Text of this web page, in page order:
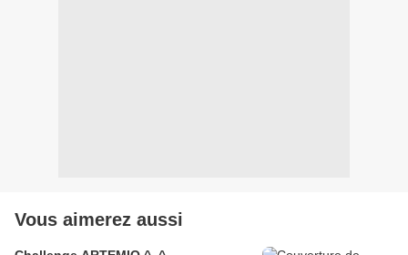
Vous aimerez aussi